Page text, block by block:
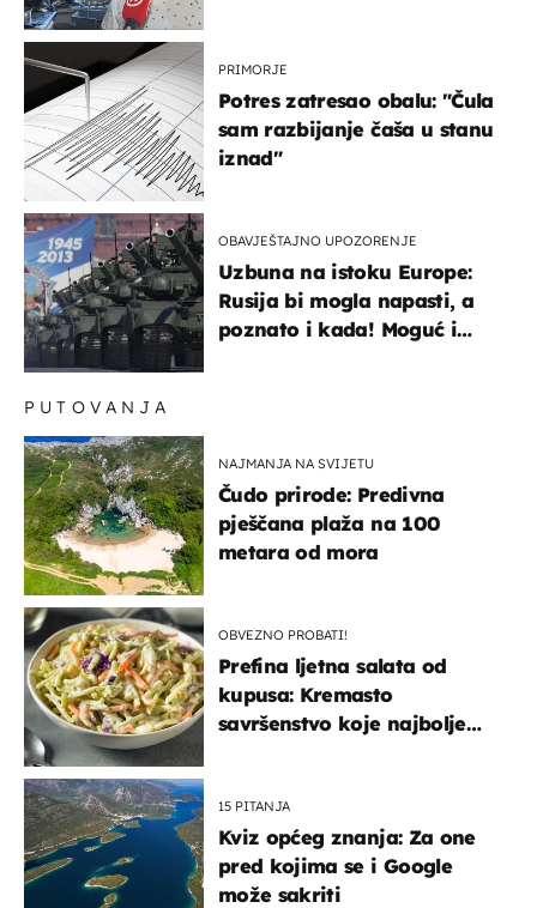
PRIMORJE
Potres zatresao obalu: "Čula
sam razbijanje čaša u stanu
iznad"
OBAVJEŠTAJNO UPOZORENJE
Uzbuna na istoku Europe:
Rusija bi mogla napasti, a
poznato i kada! Moguć i
PUTOVANJA
NAJMANJA NA SVIJETU
Čudo prirode: Predivna
pješčana plaža na 100
metara od mora
OBVEZNO PROBATI!
Prefina ljetna salata od
kupusa: Kremasto
savršenstvo koje najbolje
15 PITANJA
Kviz općeg znanja: Za one
pred kojima se i Google
može sakriti